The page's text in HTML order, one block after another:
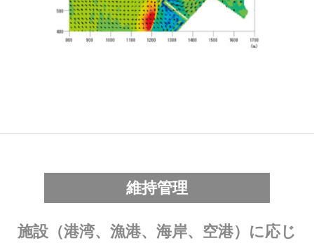
維持管理
施設（港湾、漁港、海岸、空港）に応じ